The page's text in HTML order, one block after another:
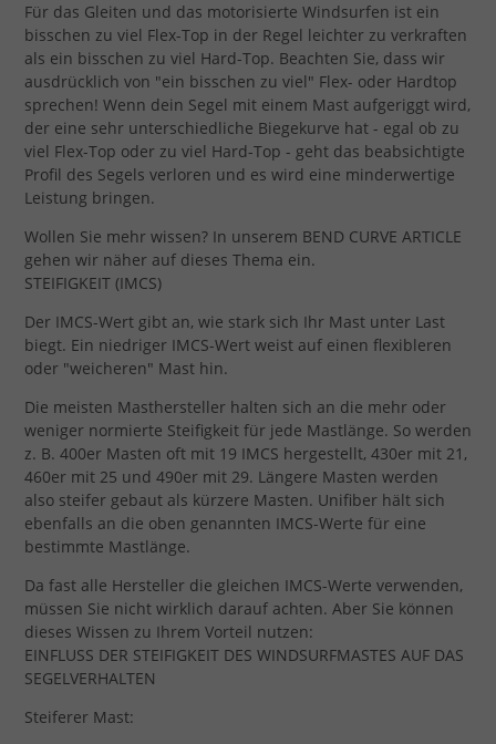
Für das Gleiten und das motorisierte Windsurfen ist ein
bisschen zu viel Flex-Top in der Regel leichter zu verkraften
als ein bisschen zu viel Hard-Top. Beachten Sie, dass wir
ausdrücklich von "ein bisschen zu viel" Flex- oder Hardtop
sprechen! Wenn dein Segel mit einem Mast aufgeriggt wird,
der eine sehr unterschiedliche Biegekurve hat - egal ob zu
viel Flex-Top oder zu viel Hard-Top - geht das beabsichtigte
Profil des Segels verloren und es wird eine minderwertige
Leistung bringen.
Wollen Sie mehr wissen? In unserem BEND CURVE ARTICLE
gehen wir näher auf dieses Thema ein.
STEIFIGKEIT (IMCS)
Der IMCS-Wert gibt an, wie stark sich Ihr Mast unter Last
biegt. Ein niedriger IMCS-Wert weist auf einen flexibleren
oder "weicheren" Mast hin.
Die meisten Masthersteller halten sich an die mehr oder
weniger normierte Steifigkeit für jede Mastlänge. So werden
z. B. 400er Masten oft mit 19 IMCS hergestellt, 430er mit 21,
460er mit 25 und 490er mit 29. Längere Masten werden
also steifer gebaut als kürzere Masten. Unifiber hält sich
ebenfalls an die oben genannten IMCS-Werte für eine
bestimmte Mastlänge.
Da fast alle Hersteller die gleichen IMCS-Werte verwenden,
müssen Sie nicht wirklich darauf achten. Aber Sie können
dieses Wissen zu Ihrem Vorteil nutzen:
EINFLUSS DER STEIFIGKEIT DES WINDSURFMASTES AUF DAS
SEGELVERHALTEN
Steiferer Mast: